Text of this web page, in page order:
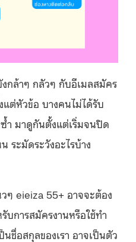
กล้าๆ กลัวๆ กับอีเมลสมัคร
ต่หัวข้อ บางคนไม่ได้รับ
ำ มาดูกันตั้งแต่เริ่มจนปิด
ระมัดระวังอะไรบ้าง
ๆ eieiza 55+ อาจจะต้อง
บการสมัครงานหรือใช้ทำ
นชื่อสกุลของเรา อาจเป็นตัว